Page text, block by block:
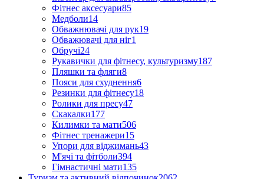
Фітнес аксесуари85
Медболи14
Обважнювачі для рук19
Обважювачі для ніг1
Обручі24
Рукавички для фітнесу, культуризму187
Пляшки та фляги8
Пояси для схуднення6
Резинки для фітнесу18
Ролики для пресу47
Скакалки177
Килимки та мати506
Фітнес тренажери15
Упори для віджимань43
М'ячі та фітболи394
Гімнастичні мати135